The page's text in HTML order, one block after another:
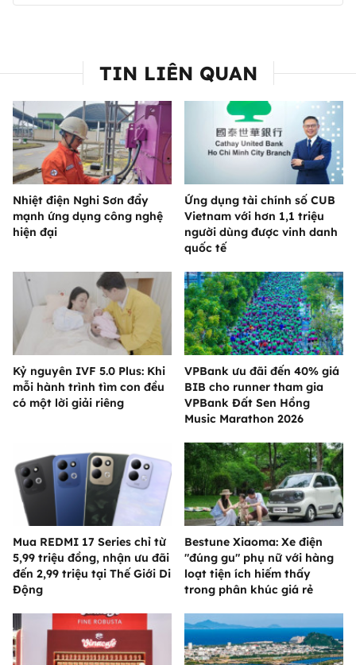
TIN LIÊN QUAN
Nhiệt điện Nghi Sơn đẩy
mạnh ứng dụng công nghệ
hiện đại
Ứng dụng tài chính số CUB
Vietnam với hơn 1,1 triệu
người dùng được vinh danh
quốc tế
Kỷ nguyên IVF 5.0 Plus: Khi
mỗi hành trình tìm con đều
có một lời giải riêng
VPBank ưu đãi đến 40% giá
BIB cho runner tham gia
VPBank Đất Sen Hồng
Music Marathon 2026
Mua REDMI 17 Series chỉ từ
5,99 triệu đồng, nhận ưu đãi
đến 2,99 triệu tại Thế Giới Di
Động
Bestune Xiaoma: Xe điện
"đúng gu" phụ nữ với hàng
loạt tiện ích hiếm thấy
trong phân khúc giá rẻ